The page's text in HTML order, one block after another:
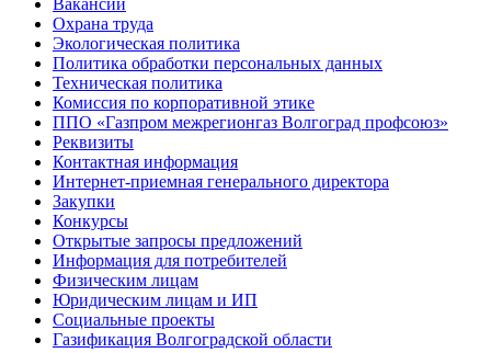
Вакансии
Охрана труда
Экологическая политика
Политика обработки персональных данных
Техническая политика
Комиссия по корпоративной этике
ППО «Газпром межрегионгаз Волгоград профсоюз»
Реквизиты
Контактная информация
Интернет-приемная генерального директора
Закупки
Конкурсы
Открытые запросы предложений
Информация для потребителей
Физическим лицам
Юридическим лицам и ИП
Социальные проекты
Газификация Волгоградской области